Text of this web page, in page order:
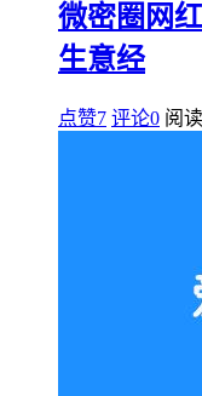
微密圈网
生意经
点赞7 评论0 阅读